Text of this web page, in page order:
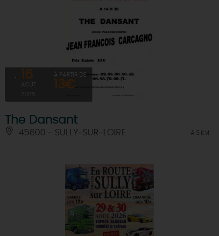
16
AOÛT
2026
À PARTIR DE
13€
The Dansant
45600 - SULLY-SUR-LOIRE À 5 KM